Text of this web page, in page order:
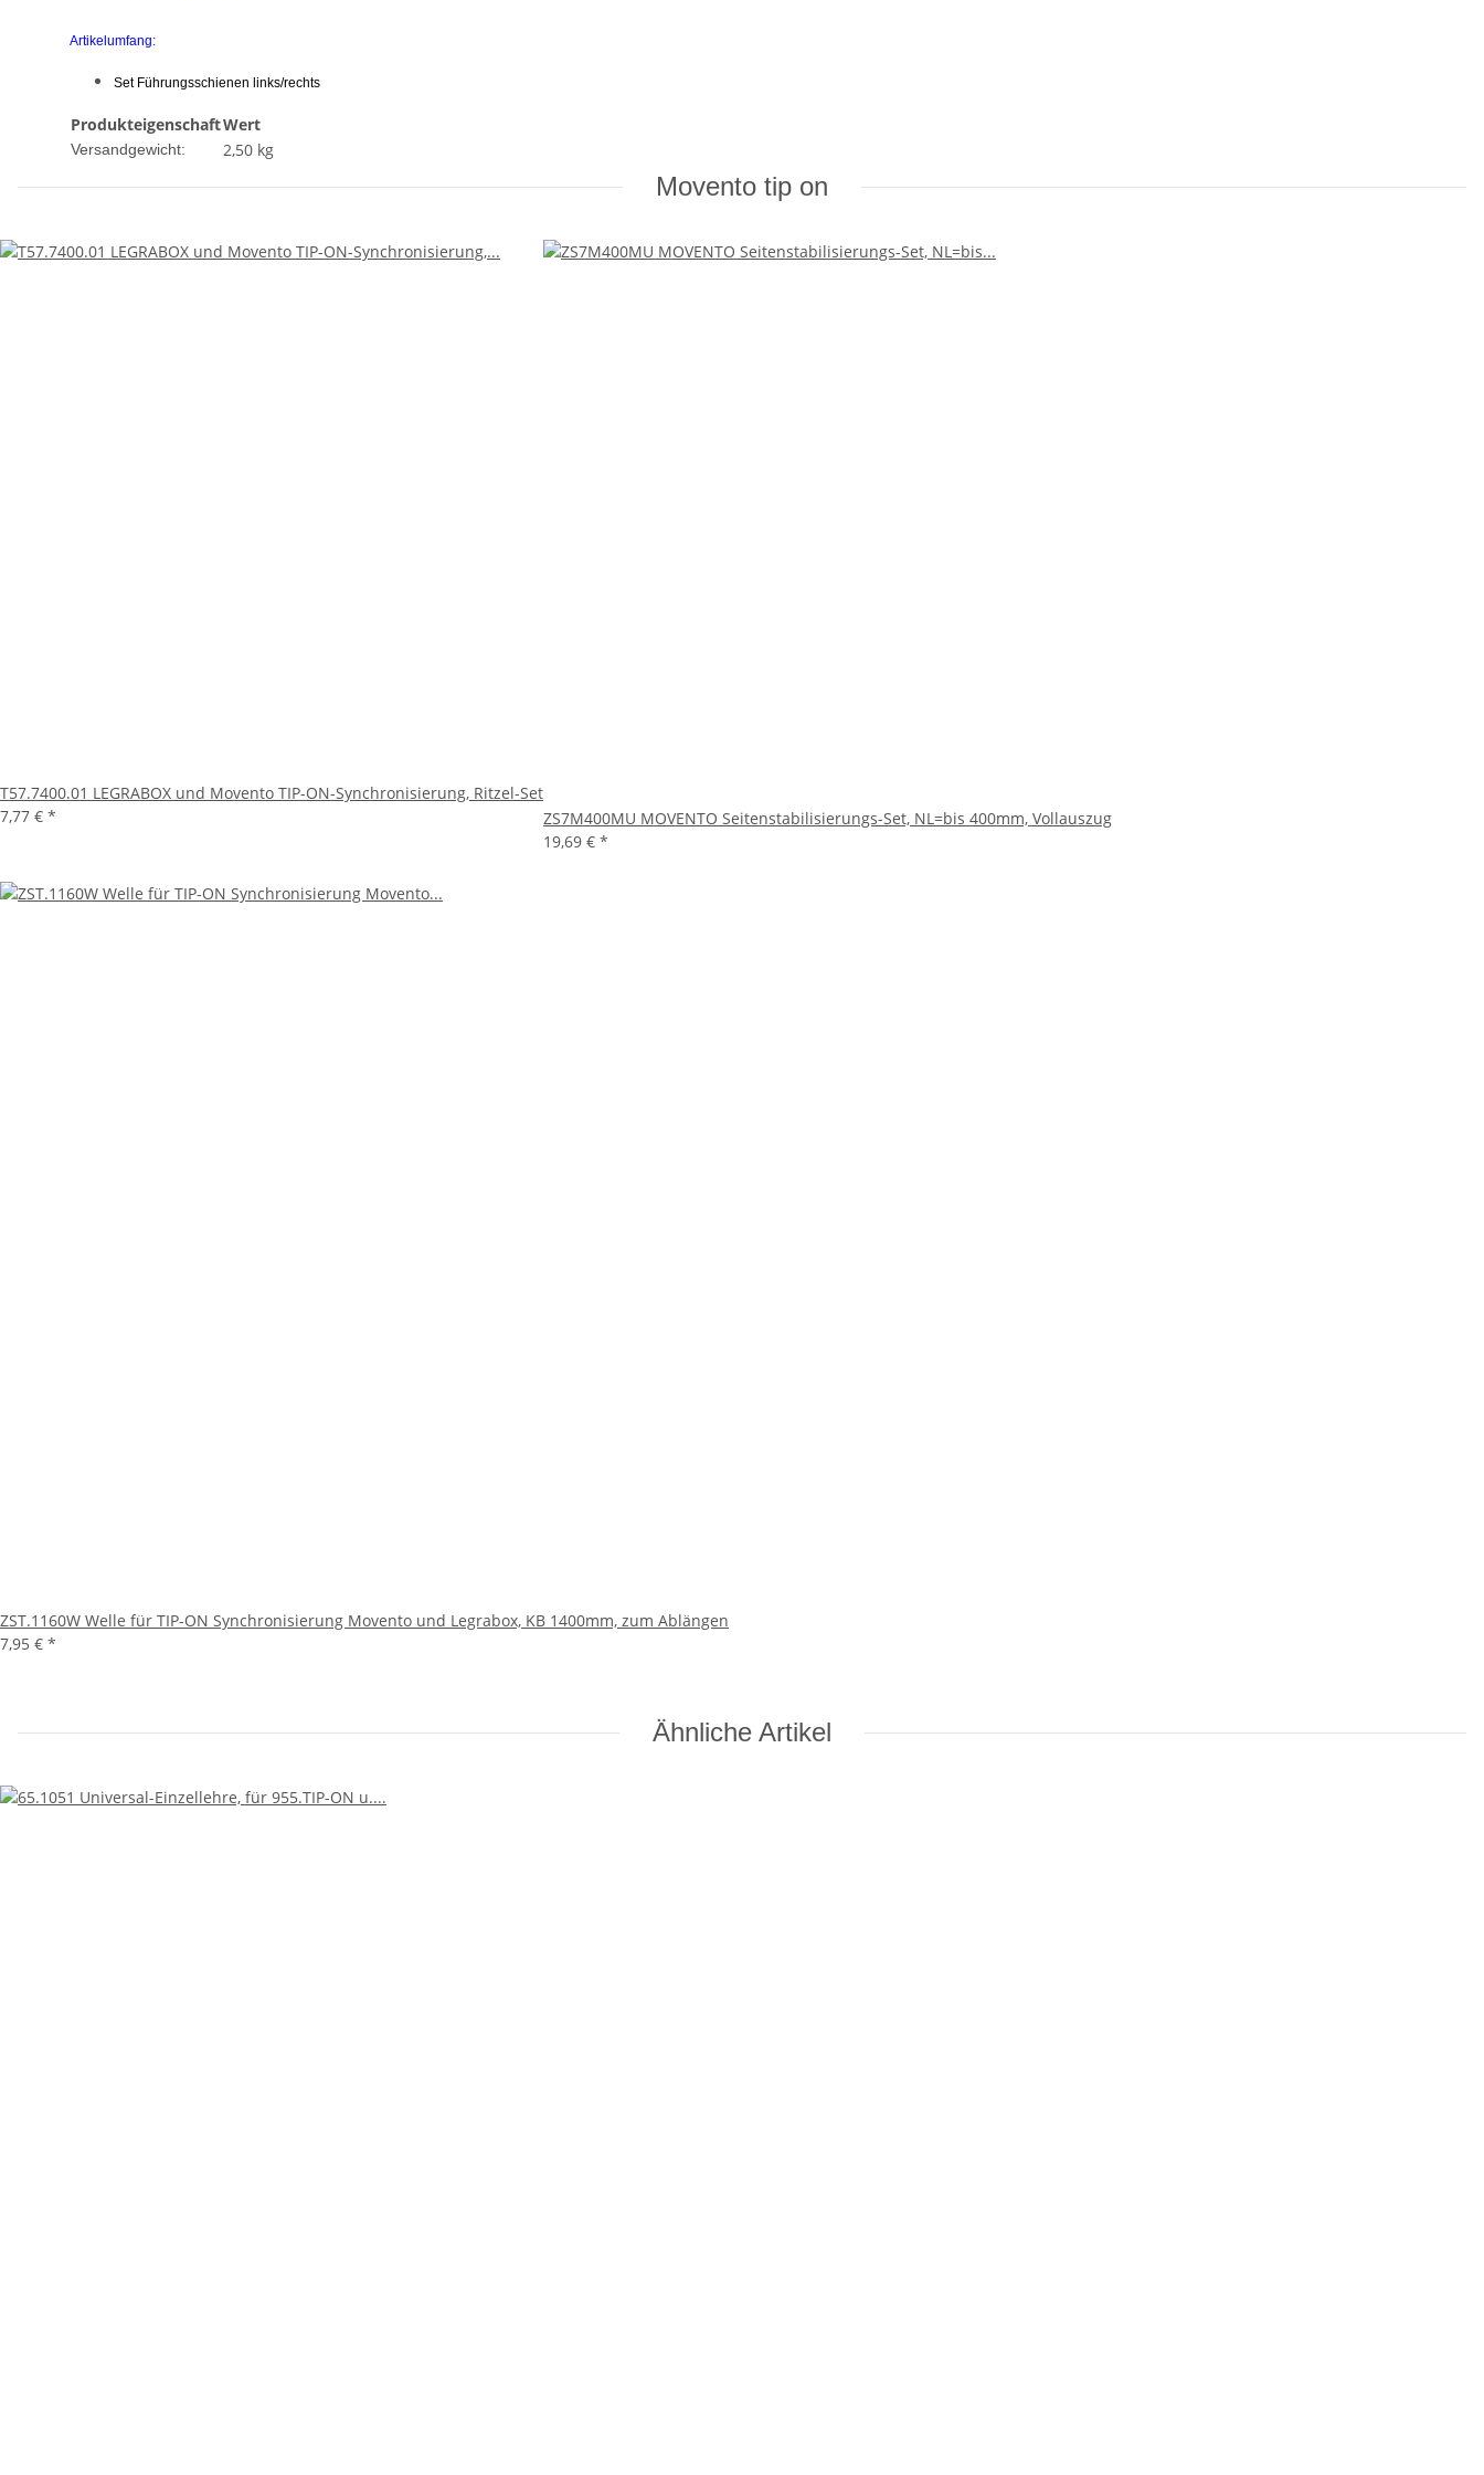
Artikelumfang:
Set Führungsschienen links/rechts
ProdukteigenschaftWert
Versandgewicht: 2,50 kg
Movento tip on
T57.7400.01 LEGRABOX und Movento TIP-ON-Synchronisierung, Ritzel-Set
7,77 € *
ZS7M400MU MOVENTO Seitenstabilisierungs-Set, NL=bis 400mm, Vollauszug
19,69 € *
ZST.1160W Welle für TIP-ON Synchronisierung Movento und Legrabox, KB 1400mm, zum Ablängen
7,95 € *
Ähnliche Artikel